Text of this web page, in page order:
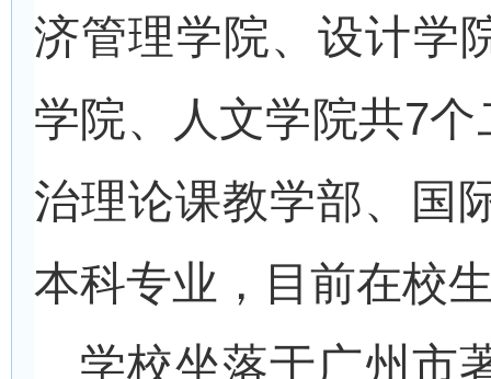
济管理学院、设计学
学院、人文学院共7
治理论课教学部、国
本科专业，目前在校
学校坐落于广州市